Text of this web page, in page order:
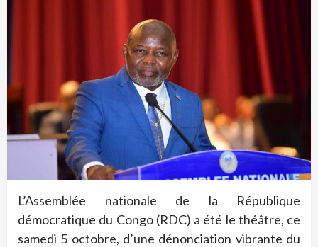
L’Assemblée nationale de la République
démocratique du Congo (RDC) a été le théâtre, ce
samedi 5 octobre, d’une dénonciation vibrante du